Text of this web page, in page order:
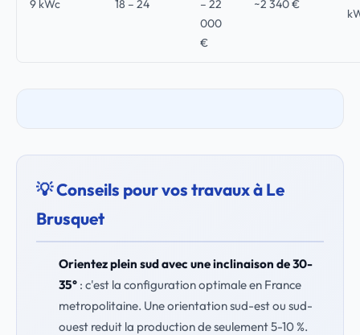
9 kWc 18 – 24
– 22
000
€
~2 340 €
💡 Conseils pour vos travaux à Le
Brusquet
Orientez plein sud avec une inclinaison de 30-
35°: c'est la configuration optimale en France
metropolitaine. Une orientation sud-est ou sud-
ouest reduit la production de seulement 5-10 %.